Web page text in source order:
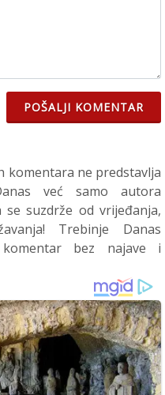
POŠALJI KOMENTAR
komentara ne predstavlja
već samo autora
suzdrže od vrijeđanja,
Trebinje Danas
bez najave i